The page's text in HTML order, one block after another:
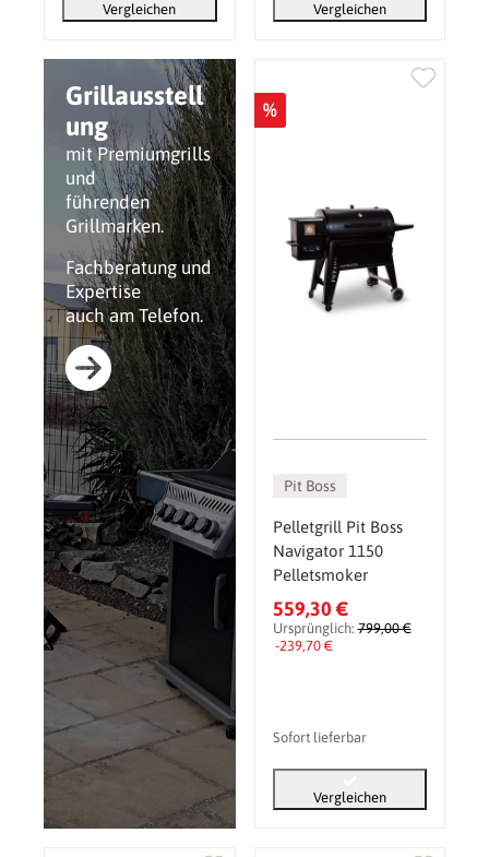
Grillausstell
ung
mit Premiumgrills
und
führenden
Grillmarken.
Fachberatung und
Expertise
auch am Telefon.
Vergleichen Vergleichen
%
Pit Boss
Pelletgrill Pit Boss
Navigator 1150
Pelletsmoker
559,30 €
Ursprünglich:799,00 €
-239,70 €
Sofort lieferbar
Vergleichen